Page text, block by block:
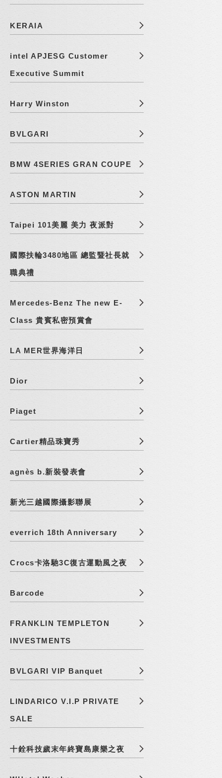
KERAIA
intel APJESG Customer
Executive Summit
Harry Winston
BVLGARI
BMW 4SERIES GRAN COUPE
ASTON MARTIN
Taipei 101美麗 美力 夜派對
國際扶輪3480地區 總監暨社長就
職典禮
Mercedes-Benz The new E-
Class 貴賓私密預賞會
LA MER世界海洋日
Dior
Piaget
Cartier精品珠寶秀
agnès b.新裝發表會
新光三越國際攝影聯展
everrich 18th Anniversary
Crocs卡洛馳3C復古運動風之夜
Barcode
FRANKLIN TEMPLETON
INVESTMENTS
BVLGARI VIP Banquet
LINDARICO V.I.P PRIVATE
SALE
十銓科技歲末年終寶島康樂之夜